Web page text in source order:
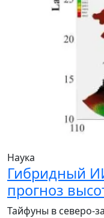
Наука
Гибридный
прогноз
Тайфуны в северо-